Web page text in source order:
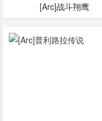
[Arc]战斗翔鹰